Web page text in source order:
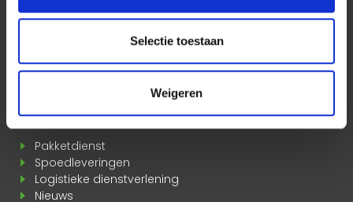
Selectie toestaan
Weigeren
SOCIAL MEDIA
Blijf up to date door ons te volgen!
MEER INFORMATIE
Pakketdienst
Spoedleveringen
Logistieke dienstverlening
Nieuws